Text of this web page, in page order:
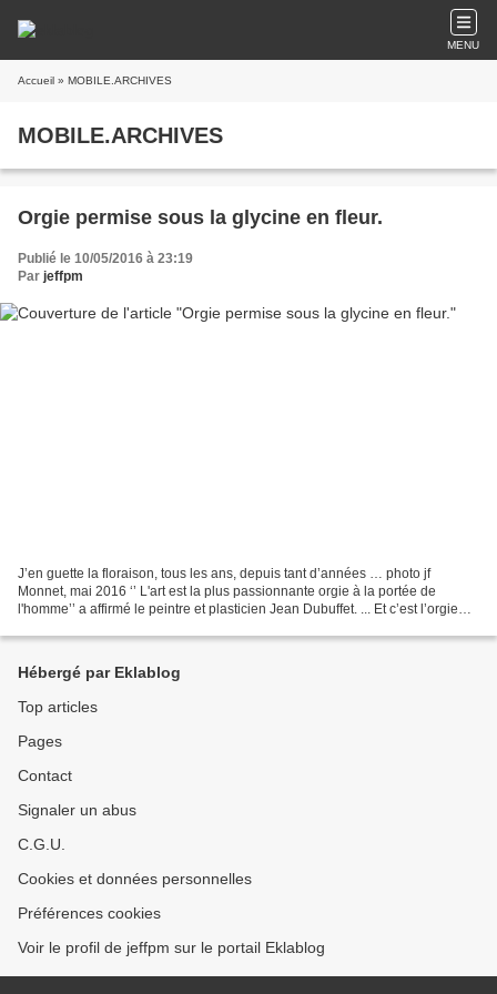
MENU
Accueil » MOBILE.ARCHIVES
MOBILE.ARCHIVES
Orgie permise sous la glycine en fleur.
Publié le 10/05/2016 à 23:19
Par jeffpm
J’en guette la floraison, tous les ans, depuis tant d’années … photo jf
Monnet, mai 2016 ‘’ L'art est la plus passionnante orgie à la portée de
l'homme’’ a affirmé le peintre et plasticien Jean Dubuffet. ... Et c’est l’orgie
Hébergé par Eklablog
Top articles
Pages
Contact
Signaler un abus
C.G.U.
Cookies et données personnelles
Préférences cookies
Voir le profil de jeffpm sur le portail Eklablog